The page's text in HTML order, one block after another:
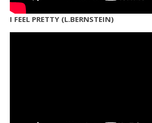
I FEEL PRETTY (L.BERNSTEIN)